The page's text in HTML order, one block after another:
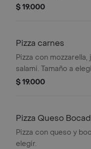
de albahaca.
$ 19.000
Pizza carnes
Pizza con mozzarella,
salami. Tamaño a
$ 19.000
Pizza Queso
Pizza con queso y
elegir.